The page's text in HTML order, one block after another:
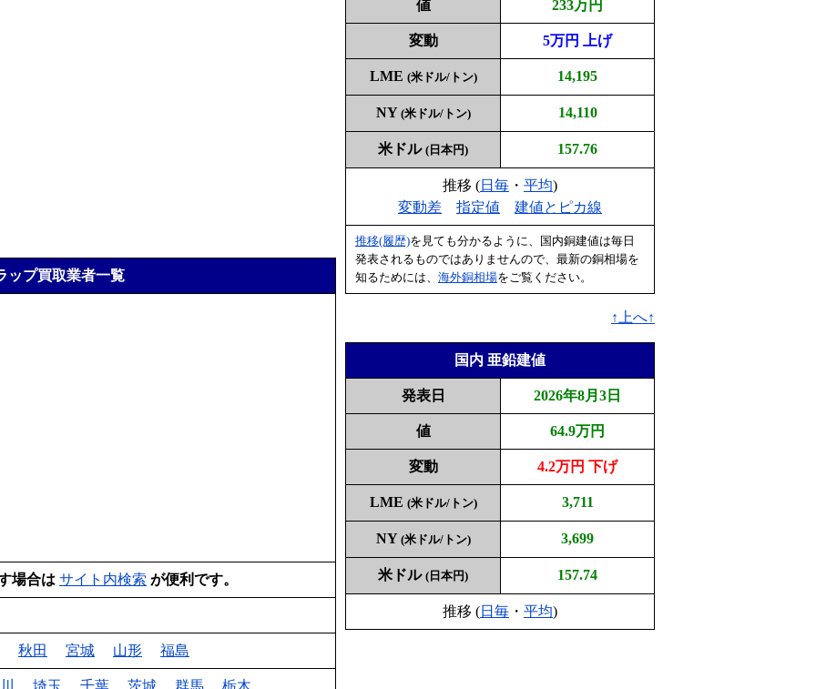
ップ買取業者一覧
場合は サイト内検索 が便利です。
秋田 宮城 山形 福島
埼玉 千葉 茨城 群馬 栃木
値 233万円
変動 5万円 上げ
LME (米ドル/トン) 14,195
NY (米ドル/トン) 14,110
米ドル (日本円) 157.76
推移 (日毎 ・ 平均)
変動差
指定値 建値とピカ線
推移(履歴)を見ても分かるように、国内銅建値は毎日
発表されるものではありませんので、最新の銅相場を
知るためには、 海外銅相場をご覧ください。
↑上へ↑
国内 亜鉛建値
発表日 2026年8月3日
値 64.9万円
変動 4.2万円 下げ
LME (米ドル/トン) 3,711
NY (米ドル/トン) 3,699
米ドル (日本円) 157.74
推移 (日毎 ・ 平均)